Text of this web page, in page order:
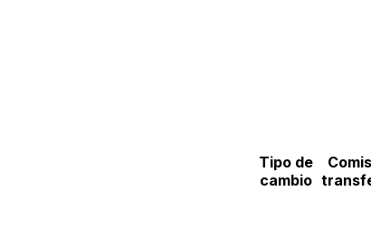
Tipo de
cambio